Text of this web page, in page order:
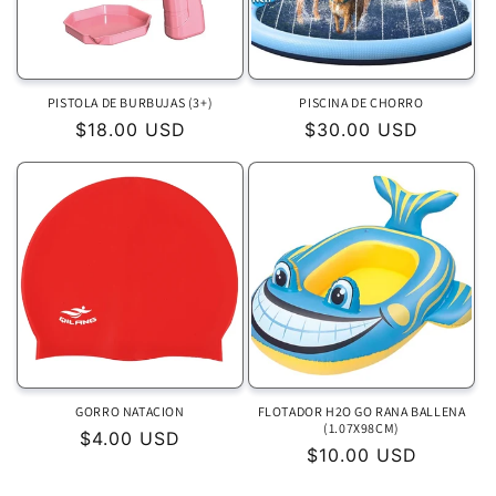
a
b
t
u
a
l
a
b
i
t
u
a
l
PISTOLA DE BURBUJAS (3+)
P
r
e
a
t
u
a
$18.00 USD
PISCINA DE CHORRO
P
r
o
h
a
b
i
t
u
a
$30.00 USD
GORRO NATACION
P
$4.00 USD
FLOTADOR H2O GO RANA BALLENA
(1.07X98CM)
P
$10.00 USD